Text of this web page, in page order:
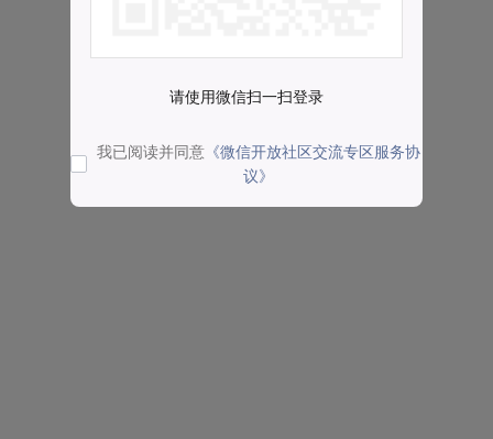
请使用微信扫一扫登录
我已阅读并同意 《微信开放社区交流专区服务协
议》